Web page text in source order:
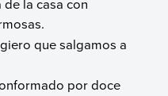
la casa con
que salgamos a
por doce